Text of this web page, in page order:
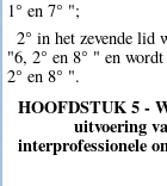
1° en 7° ";
2° in het zevende lid
"6, 2° en 8° " en
2° en 8° ".
HOOFDSTUK 5 -
uitvoering
interprofessionele